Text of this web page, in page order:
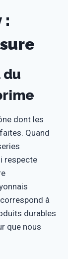
:
du
dont les
Quand
respecte
à
durables
que nous